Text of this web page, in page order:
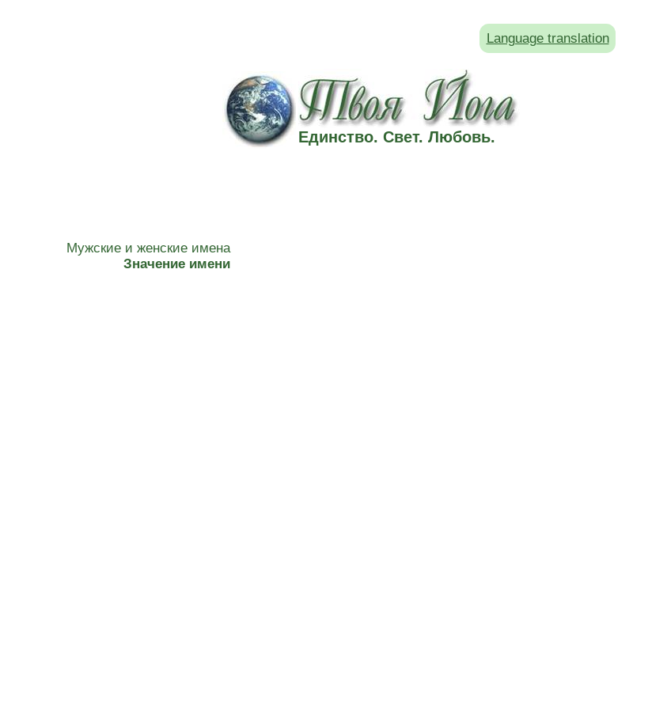
Language translation
Единство. Свет. Любовь.
Мужские и женские имена
Значение имени